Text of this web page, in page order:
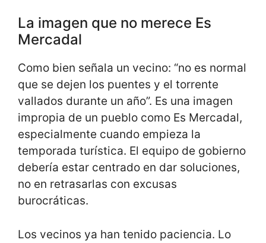
La imagen que no merece Es
Mercadal
Como bien señala un vecino: “no es normal
que se dejen los puentes y el torrente
vallados durante un año”. Es una imagen
impropia de un pueblo como Es Mercadal,
especialmente cuando empieza la
temporada turística. El equipo de gobierno
debería estar centrado en dar soluciones,
no en retrasarlas con excusas
burocráticas.
Los vecinos ya han tenido paciencia. Lo